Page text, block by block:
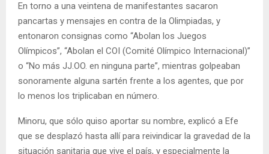
En torno a una veintena de manifestantes sacaron
pancartas y mensajes en contra de la Olimpiadas, y
entonaron consignas como “Abolan los Juegos
Olímpicos”, “Abolan el COI (Comité Olímpico Internacional)”
o “No más JJ.OO. en ninguna parte”, mientras golpeaban
sonoramente alguna sartén frente a los agentes, que por
lo menos los triplicaban en número.
Minoru, que sólo quiso aportar su nombre, explicó a Efe
que se desplazó hasta allí para reivindicar la gravedad de la
situación sanitaria que vive el país, y especialmente la